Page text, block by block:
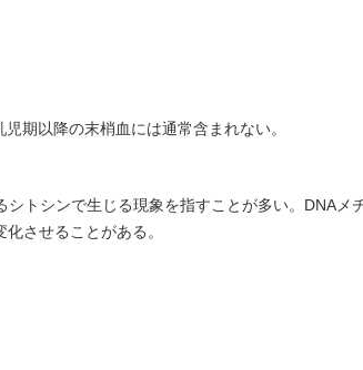
期以降の末梢血には通常含まれない。
トシンで生じる現象を指すことが多い。DNAメ
させることがある。